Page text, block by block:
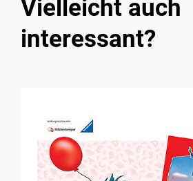
Vielleicht auch
interessant?